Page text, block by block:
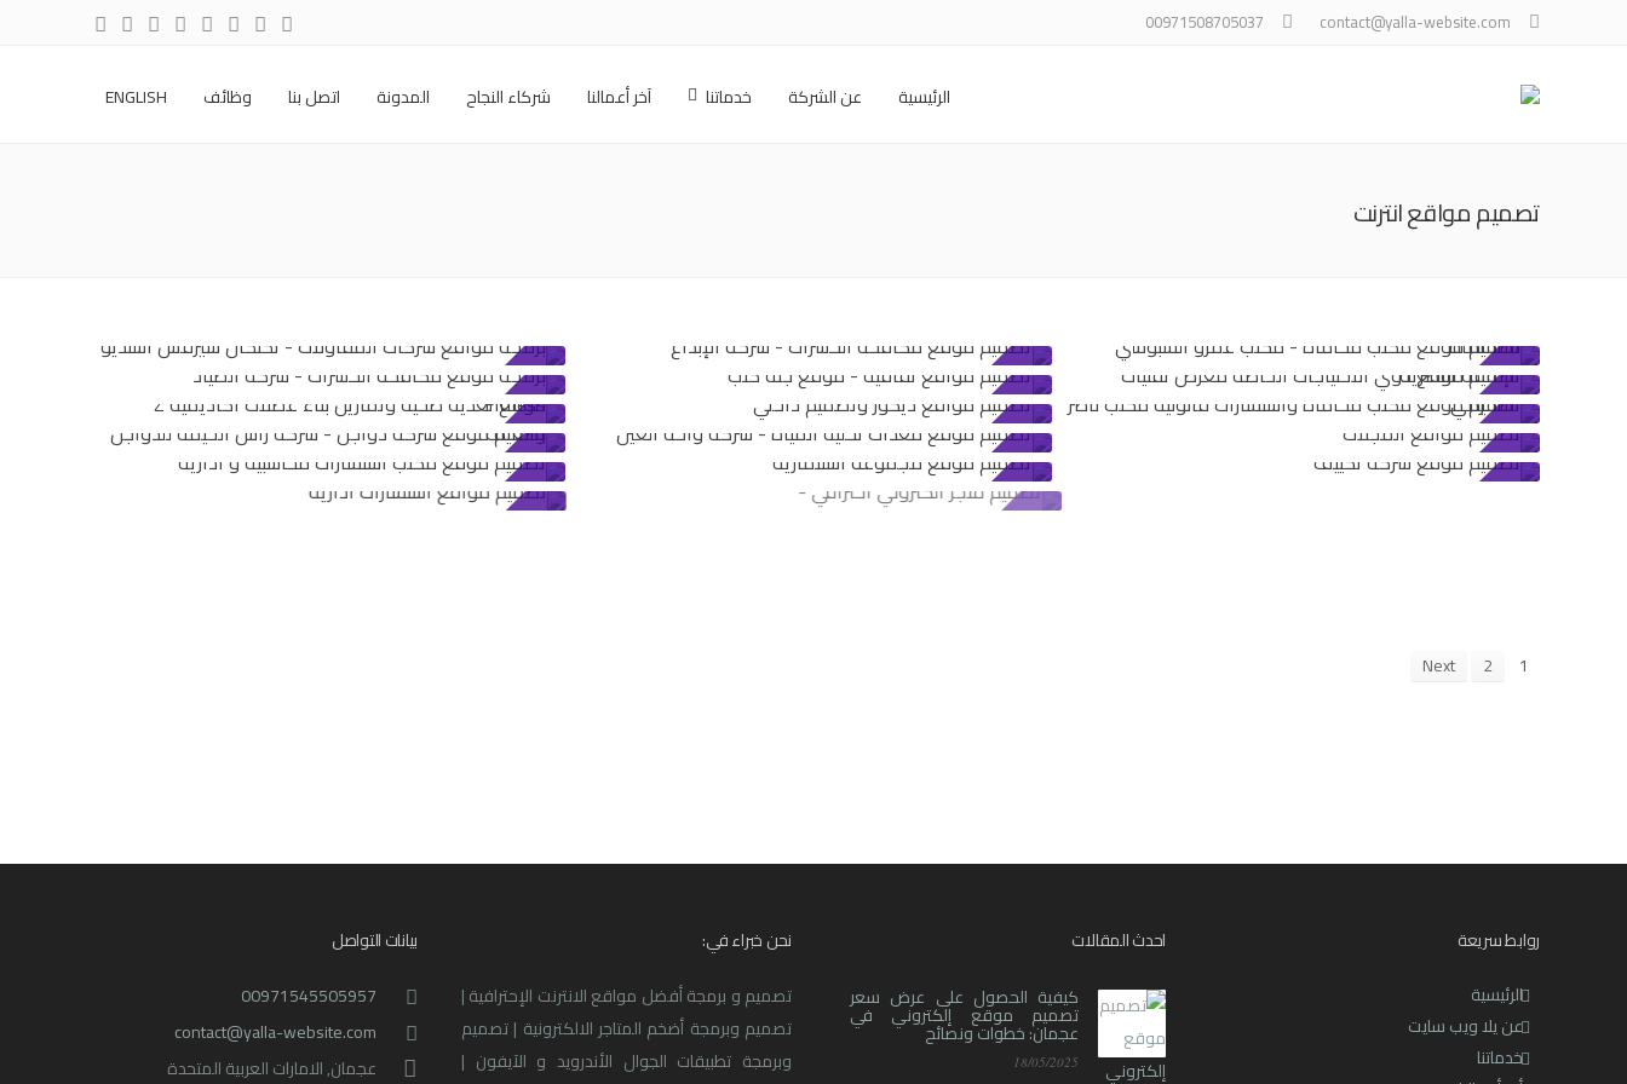
contact@yalla-website.com
00971508705037
الرئيسية عن الشركة خدماتنا آخر أعمالنا شركاء النجاح المدونة اتصل بنا وظائف ENGLISH
تصميم مواقع انترنت
1
2
Next
روابط سريعة
الرئيسية
عن يلا ويب سايت
خدماتنا
احدث المقالات
كيفية الحصول على عرض سعر
تصميم موقع إلكتروني في
عجمان: خطوات ونصائح
18/05/2025
نحن خبراء في:
تصميم و برمجة أفضل مواقع الانترنت الإحترافية |
تصميم وبرمجة أضخم المتاجر الالكترونية | تصميم
وبرمجة تطبيقات الجوال الأندرويد و الآيفون |
بيانات التواصل
00971545505957
contact@yalla-website.com
عجمان, الامارات العربية المتحدة